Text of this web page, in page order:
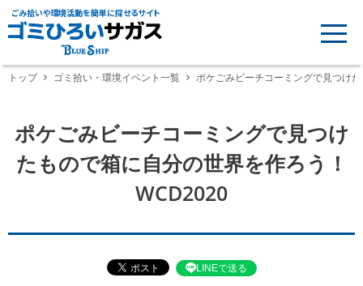
ごみ拾いや環境活動を簡単に探せるサイト
トップ ゴミ拾い・環境イベント一覧 ポケごみビーチコーミングで見つけ
ポケごみビーチコーミングで見つけ
たもので箱に自分の世界を作ろう！
WCD2020
LINEで送る